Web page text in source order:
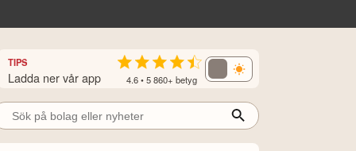
TIPS
Ladda ner vår app 4.6 • 5 860+ betyg